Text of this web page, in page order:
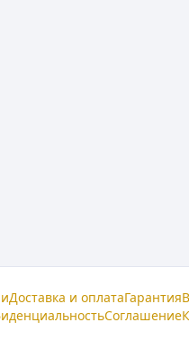
Доставка и оплатаГарантия
Соглашение